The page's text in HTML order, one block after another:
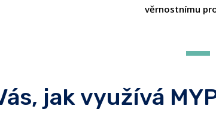
věrnostnímu
jak využívá